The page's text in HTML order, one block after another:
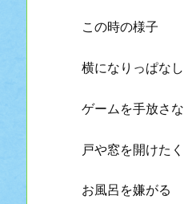
この時の様子
横になりっぱなし
ゲームを手放さ
戸や窓を開けた
お風呂を嫌がる